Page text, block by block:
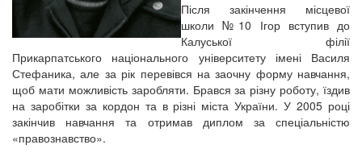
Після закінчення місцевої
школи №10 Ігор вступив до
Калуської філії
Прикарпатського національного університету імені Василя
Стефаника, але за рік перевівся на заочну форму навчання,
щоб мати можливість заробляти. Брався за різну роботу, їздив
на заробітки за кордон та в різні міста України. У 2005 році
закінчив навчання та отримав диплом за спеціальністю
«правознавство».